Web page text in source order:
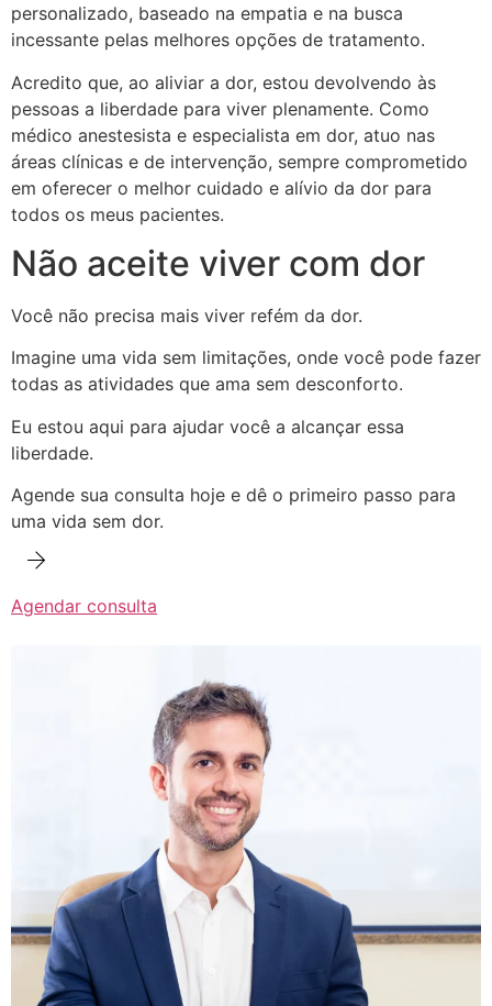
personalizado, baseado na empatia e na busca
incessante pelas melhores opções de tratamento.
Acredito que, ao aliviar a dor, estou devolvendo às
pessoas a liberdade para viver plenamente. Como
médico anestesista e especialista em dor, atuo nas
áreas clínicas e de intervenção, sempre comprometido
em oferecer o melhor cuidado e alívio da dor para
todos os meus pacientes.
Não aceite viver com dor
Você não precisa mais viver refém da dor.
Imagine uma vida sem limitações, onde você pode fazer
todas as atividades que ama sem desconforto.
Eu estou aqui para ajudar você a alcançar essa
liberdade.
Agende sua consulta hoje e dê o primeiro passo para
uma vida sem dor.
Agendar consulta